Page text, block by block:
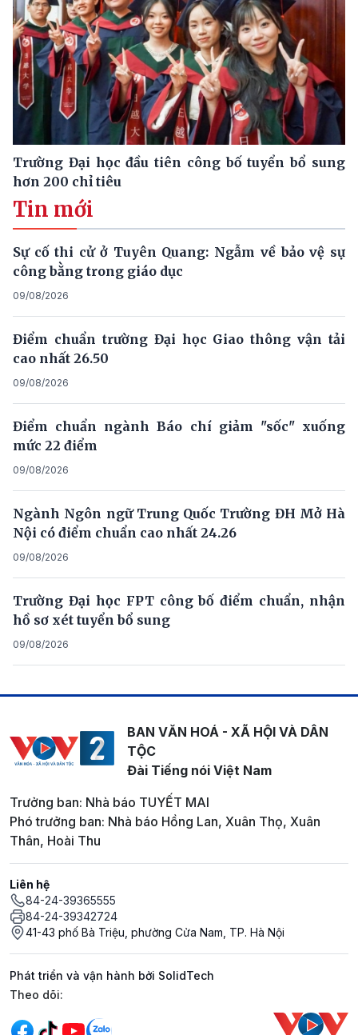
Trường Đại học đầu tiên công bố tuyển bổ sung
hơn 200 chỉ tiêu
Tin mới
Sự cố thi cử ở Tuyên Quang: Ngẫm về bảo vệ sự
công bằng trong giáo dục
09/08/2026
Điểm chuẩn trường Đại học Giao thông vận tải
cao nhất 26.50
09/08/2026
Điểm chuẩn ngành Báo chí giảm "sốc" xuống
mức 22 điểm
09/08/2026
Ngành Ngôn ngữ Trung Quốc Trường ĐH Mở Hà
Nội có điểm chuẩn cao nhất 24.26
09/08/2026
Trường Đại học FPT công bố điểm chuẩn, nhận
hồ sơ xét tuyển bổ sung
09/08/2026
BAN VĂN HOÁ - XÃ HỘI VÀ DÂN
TỘC
Đài Tiếng nói Việt Nam
Trưởng ban: Nhà báo TUYẾT MAI
Phó trưởng ban: Nhà báo Hồng Lan, Xuân Thọ, Xuân
Thân, Hoài Thu
Liên hệ
84-24-39365555
84-24-39342724
41-43 phố Bà Triệu, phường Cửa Nam, TP. Hà Nội
Phát triển và vận hành bởi SolidTech
Mạng xã hội
Theo dõi: